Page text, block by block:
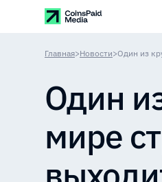
Главная>Новости>
Один
мире